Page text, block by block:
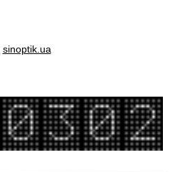
sinoptik.ua